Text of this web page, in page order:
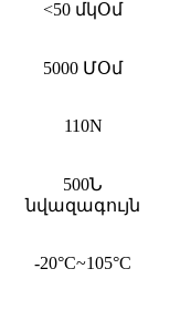
<50 մկՕմ
5000 ՄՕմ
110N
500Ն
նվազագույն
-20°C~105°C